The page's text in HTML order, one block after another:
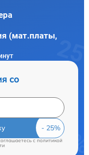
(мат.платы,
со
cполитикой